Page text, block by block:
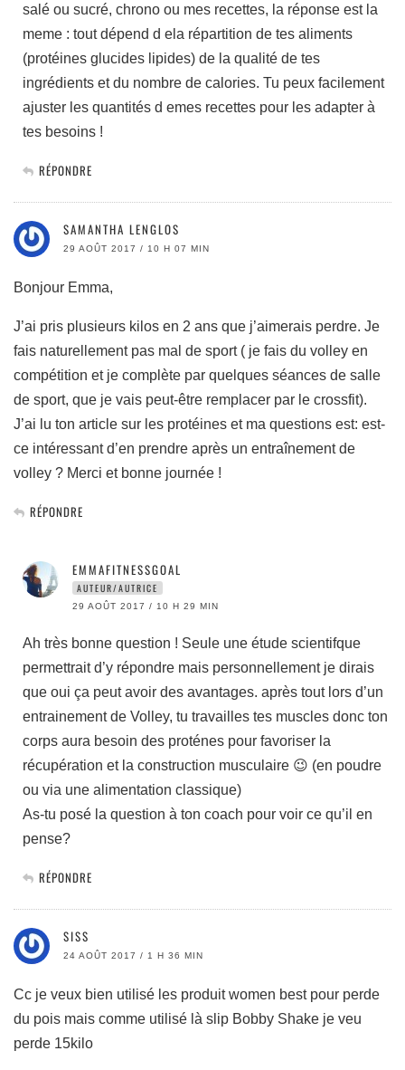
salé ou sucré, chrono ou mes recettes, la réponse est la
meme : tout dépend d ela répartition de tes aliments
(protéines glucides lipides) de la qualité de tes
ingrédients et du nombre de calories. Tu peux facilement
ajuster les quantités d emes recettes pour les adapter à
tes besoins !
RÉPONDRE
SAMANTHA LENGLOS
29 AOÛT 2017 / 10 H 07 MIN
Bonjour Emma,
J’ai pris plusieurs kilos en 2 ans que j’aimerais perdre. Je
fais naturellement pas mal de sport ( je fais du volley en
compétition et je complète par quelques séances de salle
de sport, que je vais peut-être remplacer par le crossfit).
J’ai lu ton article sur les protéines et ma questions est: est-
ce intéressant d’en prendre après un entraînement de
volley ? Merci et bonne journée !
RÉPONDRE
EMMAFITNESSGOAL
AUTEUR/AUTRICE
29 AOÛT 2017 / 10 H 29 MIN
Ah très bonne question ! Seule une étude scientifque
permettrait d’y répondre mais personnellement je dirais
que oui ça peut avoir des avantages. après tout lors d’un
entrainement de Volley, tu travailles tes muscles donc ton
corps aura besoin des proténes pour favoriser la
récupération et la construction musculaire 😉 (en poudre
ou via une alimentation classique)
As-tu posé la question à ton coach pour voir ce qu’il en
pense?
RÉPONDRE
SISS
24 AOÛT 2017 / 1 H 36 MIN
Cc je veux bien utilisé les produit women best pour perde
du pois mais comme utilisé là slip Bobby Shake je veu
perde 15kilo